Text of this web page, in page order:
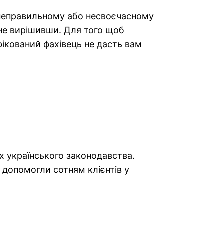
або несвоєчасному
вирішивши. Для того щоб
фахівець не дасть вам
законодавства.
сотням клієнтів у